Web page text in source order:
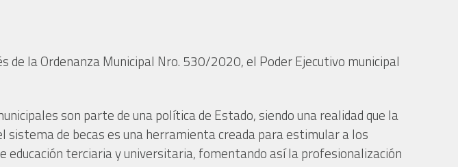
la Ordenanza Municipal Nro. 530/2020, el Poder Ejecutivo municipal
son parte de una política de Estado, siendo una realidad que la
sistema de becas es una herramienta creada para estimular a los
terciaria y universitaria, fomentando así la profesionalización